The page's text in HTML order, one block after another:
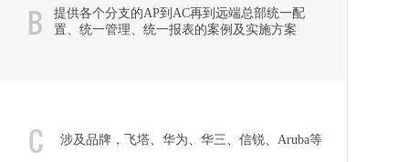
B
提供各个分支的AP到AC再到远端总部统一配
置、统一管理、统一报表的案例及实施方案
C 涉及品牌，飞塔、华为、华三、信锐、Aruba等